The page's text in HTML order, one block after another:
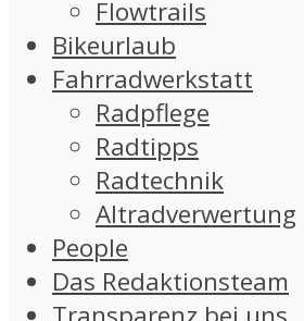
Flowtrails
Bikeurlaub
Fahrradwerkstatt
Radpflege
Radtipps
Radtechnik
Altradverwertung
People
Das Redaktionsteam